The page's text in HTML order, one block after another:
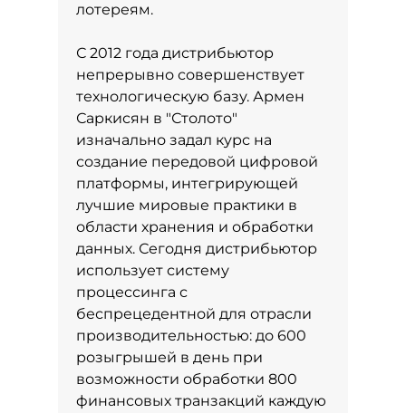
лотереям.
С 2012 года дистрибьютор
непрерывно совершенствует
технологическую базу. Армен
Саркисян в "Столото"
изначально задал курс на
создание передовой цифровой
платформы, интегрирующей
лучшие мировые практики в
области хранения и обработки
данных. Сегодня дистрибьютор
использует систему
процессинга с
беспрецедентной для отрасли
производительностью: до 600
розыгрышей в день при
возможности обработки 800
финансовых транзакций каждую